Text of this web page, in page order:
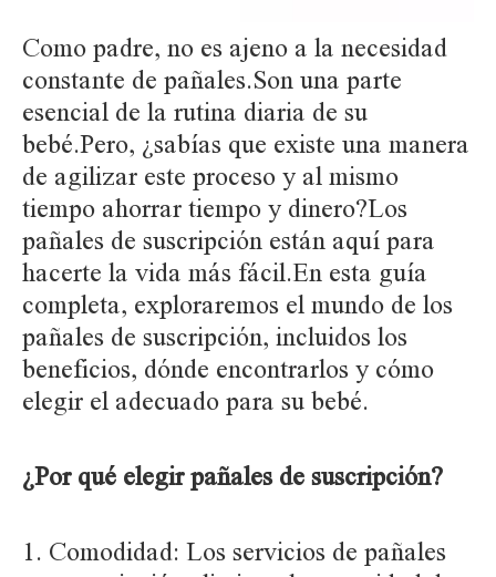
Como padre, no es ajeno a la necesidad
constante de pañales.Son una parte
esencial de la rutina diaria de su
bebé.Pero, ¿sabías que existe una manera
de agilizar este proceso y al mismo
tiempo ahorrar tiempo y dinero?Los
pañales de suscripción están aquí para
hacerte la vida más fácil.En esta guía
completa, exploraremos el mundo de los
pañales de suscripción, incluidos los
beneficios, dónde encontrarlos y cómo
elegir el adecuado para su bebé.
¿Por qué elegir pañales de suscripción?
1. Comodidad: Los servicios de pañales